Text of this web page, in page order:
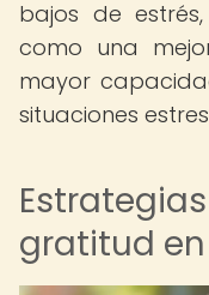
bajos de
como una
mayor
situaciones
gratitud